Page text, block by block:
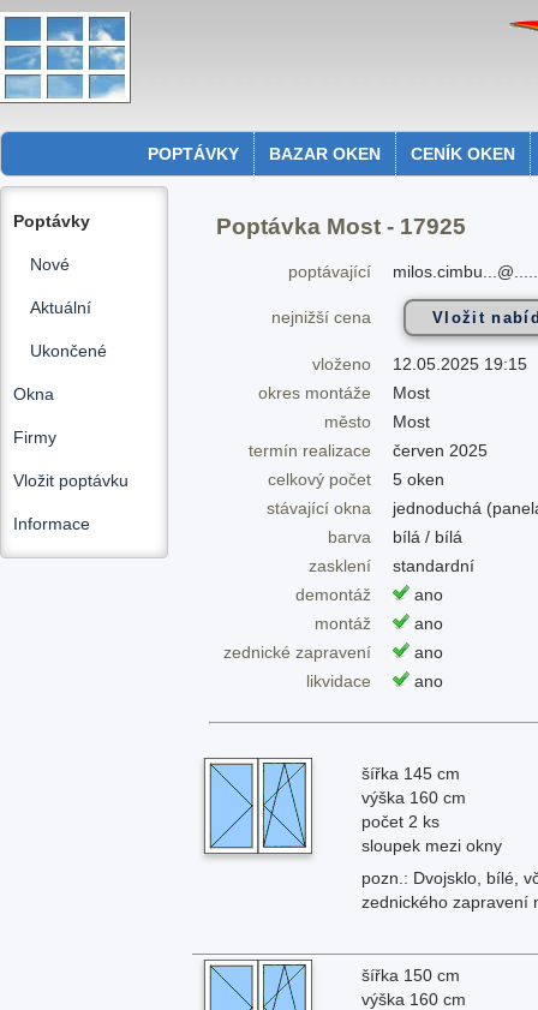
POPTÁVKY BAZAR OKEN CENÍK OKEN
Poptávky
Nové
Aktuální
Ukončené
Okna
Firmy
Vložit poptávku
Informace
Poptávka Most - 17925
poptávající
nejnižší cena
vloženo
12.05.2025 19:15
okres montáže
Most
město
Most
termín realizace
červen 2025
celkový počet
5 oken
stávající okna
jednoduchá
barva
bílá / bílá
zasklení
standardní
demontáž
ano
montáž
ano
zednické zapravení
ano
likvidace
ano
šířka 145 cm
výška 160 cm
počet 2 ks
sloupek mezi okny
pozn.: Dvojsklo, bílé,
zednického zapravení
šířka 150 cm
výška 160 cm